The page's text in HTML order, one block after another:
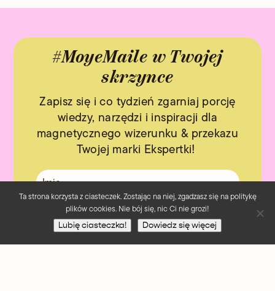
#MoyeMaile w Twojej
skrzynce
Zapisz się i co tydzień zgarniaj porcję
wiedzy, narzędzi i inspiracji dla
magnetycznego wizerunku & przekazu
Twojej marki Ekspertki!
Zgadzam się na przetwarzanie moich danych osobowych
Ta strona korzysta z ciasteczek. Zostając na niej, zgadzasz się na politykę
plików cookies. Nie bój się, nic Ci nie grozi!
Lubię ciasteczka! Dowiedz się więcej